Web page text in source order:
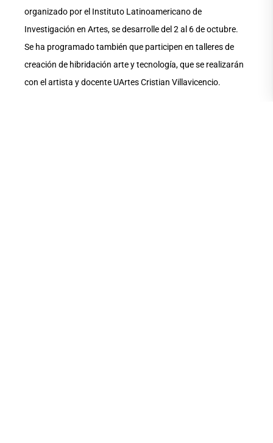
organizado por el Instituto Latinoamericano de
Investigación en Artes, se desarrolle del 2 al 6 de octubre.
Se ha programado también que participen en talleres de
creación de hibridación arte y tecnología, que se realizarán
con el artista y docente UArtes Cristian Villavicencio.